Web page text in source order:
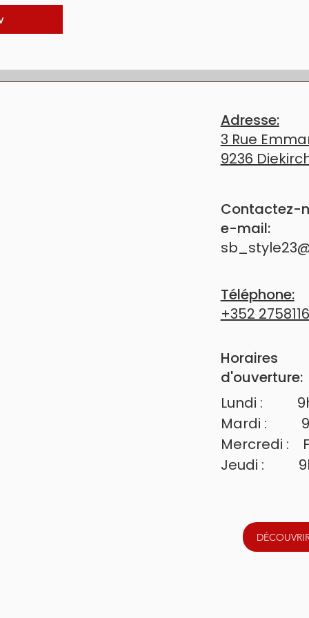
déjà éclaircis et préserver l’équilibre de la couleur entre
RENDEZ-VOUS OU DE DÉCOUVRIR NOTRE
NOUS SOMMES À VOTRE ÉCOUTE.
Adresse:
3 Rue
9236
Contactez-
e-mail:
Téléphone:
+352
Horaires
d'ouverture:
Lundi :
Mardi :
Mercredi :
Jeudi :
Dimanche :